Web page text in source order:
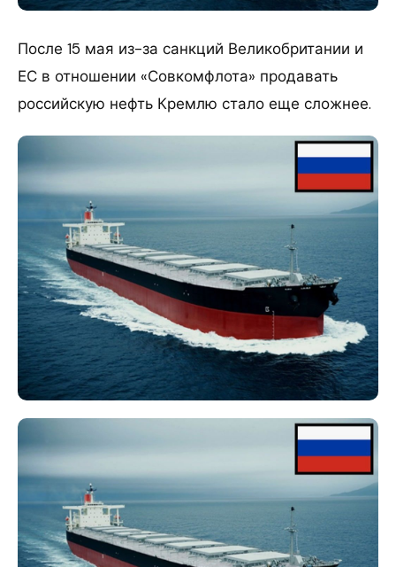
После 15 мая из-за санкций Великобритании и
ЕС в отношении «Совкомфлота» продавать
российскую нефть Кремлю стало еще сложнее.